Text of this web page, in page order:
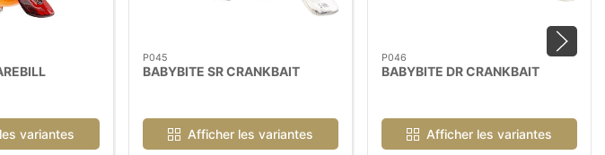
variantes
P045
BABYBITE SR CRANKBAIT
Afficher les variantes
P046
BABYBITE DR CRANKBAIT
Afficher les variantes